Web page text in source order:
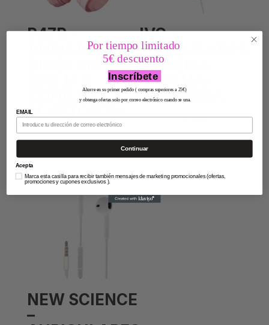
P47R –
AURICULARES
CONEJO
BLUETOOTH
22,90€ IVA Incluido
JVC –
AURICULARES
DIADEMA
JACK HA-
S31M ROSA
37,99€ IVA Incluido
NEW SCIENCE
–
Por tiempo limitado
5€ descuento
Inscríbete
Ahorre en su primer pedido ( compras superiores a 25€)
y obtenga ofertas solo por correo electrónico cuando se una.
EMAIL
Continuar
Acepta
Marca esta casilla para recibir también mensajes de marketing promocionales (ofertas,
promociones y cupones exclusivos ).